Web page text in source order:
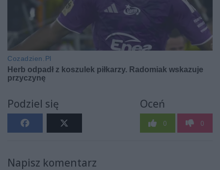
Podziel się Oceń
0 0
Napisz komentarz